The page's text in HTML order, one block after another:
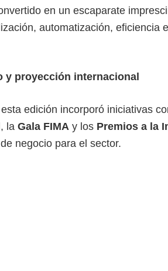
en un escaparate
automatización, eficiencia
y proyección internacional
edición incorporó iniciativas
, la Gala FIMA y los Premios a la
negocio para el sector.